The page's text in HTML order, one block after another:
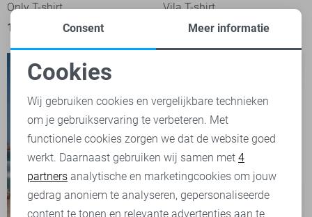
Only T-shirt
19,99
Vila T-shirt
28,00 34,99
Noodzakelijke cookies
Personalisatie cookies
Analytische cookies
Marketing cookies
Consent Meer informatie
Cookies
Wij gebruiken cookies en vergelijkbare technieken
om je gebruikservaring te verbeteren. Met
functionele cookies zorgen we dat de website goed
werkt. Daarnaast gebruiken wij samen met 4
partners analytische en marketingcookies om jouw
gedrag anoniem te analyseren, gepersonaliseerde
content te tonen en relevante advertenties aan te